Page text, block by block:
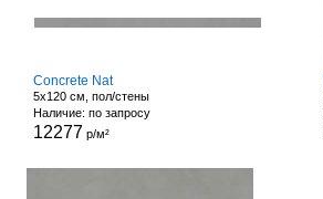
Concrete Nat
5x120 см, пол/стены
Наличие: по запросу
12277 р/м²